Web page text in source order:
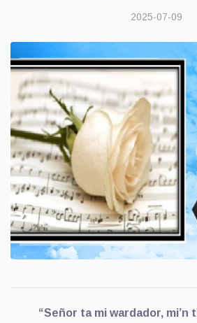
2025-07-09
“Señor ta mi wardador, mi’n